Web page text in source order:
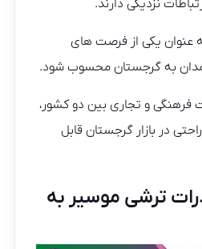
نزدیکی دارند.
عنوان یکی از فرصت های
به گرجستان محسوب شود.
فرهنگی و تجاری بین دو کشور،
در بازار گرجستان قابل
ترشی موسیر به